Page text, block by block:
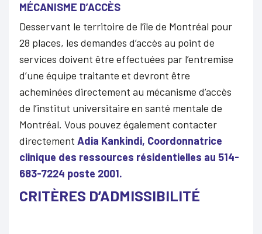
MÉCANISME D’ACCÈS
Desservant le territoire de l’île de Montréal pour
28 places, les demandes d’accès au point de
services doivent être effectuées par l’entremise
d’une équipe traitante et devront être
acheminées directement au mécanisme d’accès
de l’institut universitaire en santé mentale de
Montréal. Vous pouvez également contacter
directement Adia Kankindi, Coordonnatrice
clinique des ressources résidentielles au 514-
683-7224 poste 2001.
CRITÈRES D’ADMISSIBILITÉ